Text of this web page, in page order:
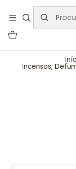
User-agent: *
https://
Incensos,